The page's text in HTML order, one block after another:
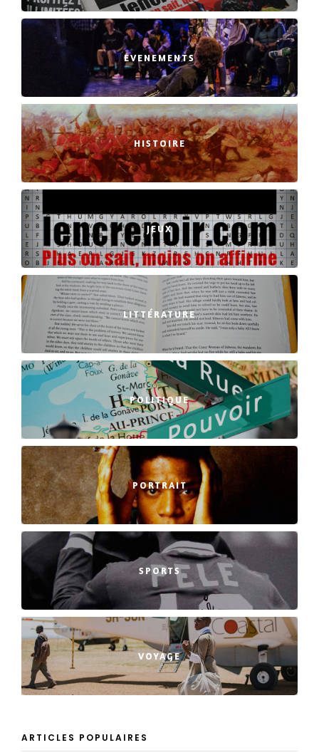
EVENEMENTS
HISTOIRE
JEUX
LITTÉRATURE
POLITIQUE
PORTRAIT
SPORTS
VOYAGE
ARTICLES POPULAIRES